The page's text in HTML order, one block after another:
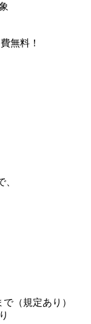
無料！
（規定あり）